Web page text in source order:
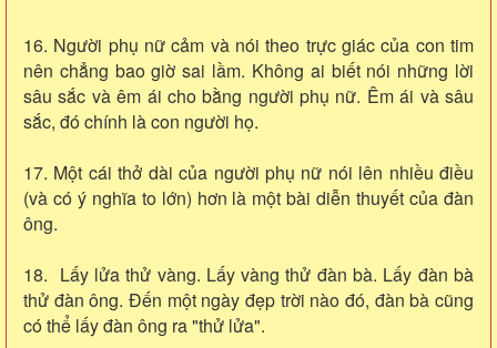
16. Người phụ nữ cảm và nói theo trực giác của con tim
nên chẳng bao giờ sai lầm. Không ai biết nói những lời
sâu sắc và êm ái cho bằng người phụ nữ. Êm ái và sâu
sắc, đó chính là con người họ.
17. Một cái thở dài của người phụ nữ nói lên nhiều điều
(và có ý nghĩa to lớn) hơn là một bài diễn thuyết của đàn
ông.
18. Lấy lửa thử vàng. Lấy vàng thử đàn bà. Lấy đàn bà
thử đàn ông. Đến một ngày đẹp trời nào đó, đàn bà cũng
có thể lấy đàn ông ra "thử lửa".